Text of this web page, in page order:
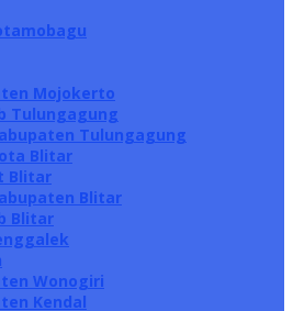
Mojokerto
Tulungagung
Tulungagung
Blitar
Blitar
Blitar
Blitar
Wonogiri
Kendal